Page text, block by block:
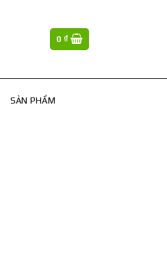
0 ₫
SẢN PHẨM